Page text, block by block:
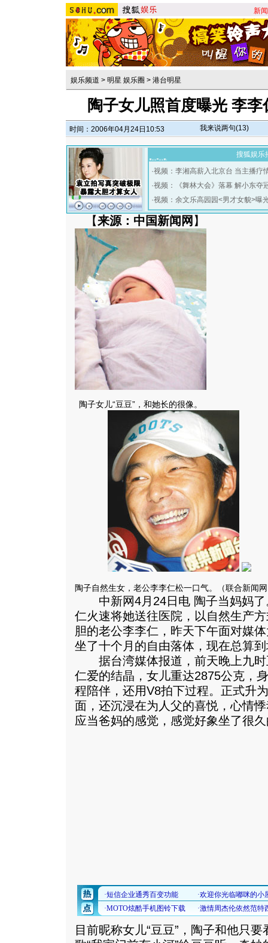
新闻
娱乐频道 > 明星 娱乐圈 > 港台明星
陶子女儿照首度曝光 李
时间：2006年04月24日10:53 我来说两句(13)
搜狐娱乐
·视频：李湘高薪入北京台 当主播疗
·视频：《舞林大会》落幕 解小东夺
·视频：余文乐高园园<男才女貌>曝
【来源：中国新闻网 】
陶子女儿“豆豆”，和她长的很像。
陶子自然生女，老公李李仁松一口气。（联合新闻
中新网4月24日电 陶子当妈妈了
仁火速将她送往医院，以自然生产
胆的老公李李仁，昨天下午面对媒
坐了十个月的自由落体，现在总算到
据台湾媒体报道，前天晚上九时
仁爱的结晶，女儿重达2875公克，
程陪伴，还用V8拍下过程。正式升
面，还沉浸在为人父的喜悦，心情
应当爸妈的感觉，感觉好象坐了很
目前昵称女儿“豆豆”，陶子和他只